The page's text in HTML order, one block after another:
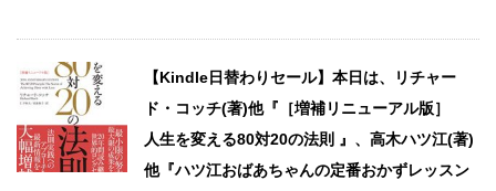
【Kindle日替わりセール】本日は、リチャー
ド・コッチ(著)他『［増補リニューアル版］
人生を変える80対20の法則 』、高木ハツ江(著)
他『ハツ江おばあちゃんの定番おかずレッスン